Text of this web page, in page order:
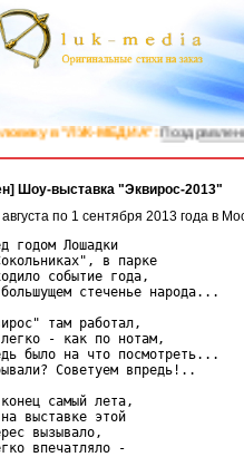
на заказ в стихах
Шоу-выставка "Эквирос-2013"
по 1 сентября 2013 года в
годом Лошадки
в парке
событие года,
стеченье народа...
там работал,
- как по нотам,
было на что посмотреть...
Советуем впредь!..
самый лета,
выставке этой
вызывало,
впечатляло -